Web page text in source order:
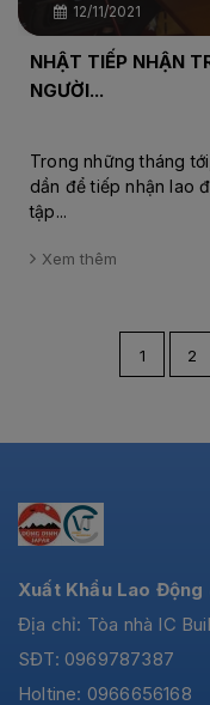
12/11/2021
NHẬT TIẾP NHẬN
NGƯỜI...
Trong những tháng
dần để tiếp nhận lao
tập...
Xem thêm
1 2
Xuất Khẩu Lao Động
Địa chỉ: Tòa nhà IC
SĐT: 0969787387
Holtine: 0966656168